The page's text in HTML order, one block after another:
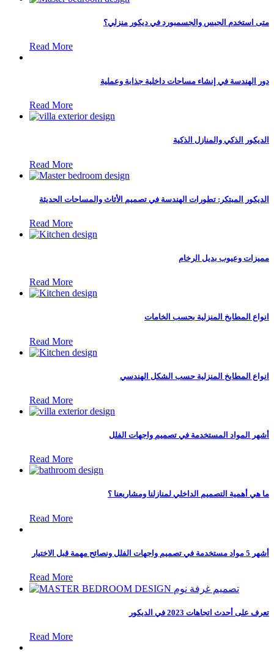
متى استخدم الجبس والجسمبورد في ديكور منزلي؟
Read More
دور الهندسة في إنشاء مساحات داخلية جذابة وعملية
Read More
الديكور الذكي والمنازل الذكية
Read More
الديكور المبتكر: تطورات الهندسة في تصميم الأثاث والمساحات الحديثة
Read More
مميزات وعيوب بديل الرخام
Read More
انواع المطابخ المنزلية بحسب الخامات
Read More
انواع المطابخ المنزلية حسب الشكل الهندسي
Read More
أشهر المواد المستخدمة في تصميم واجهات الفلل
Read More
ما هي أهمية التصميم الداخلي لمنازلنا ومشاريعنا ؟
Read More
أشهر 5 مواد مستخدمة في تصميم واجهات الفلل ونصائح مهمة قبل الاختيار
Read More
تعرف على أحدث اتجاهات 2023 في الديكور
Read More